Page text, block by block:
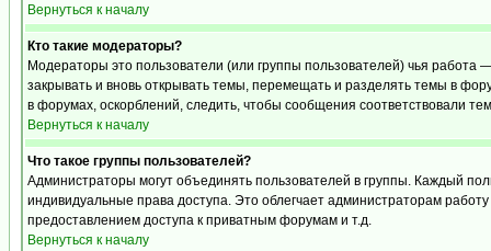
Вернуться к началу
Кто такие модераторы?
Модераторы это пользователи (или группы пользователей) чья
закрывать и вновь открывать темы, перемещать и разделять темы в
в форумах, оскорблений, следить, чтобы сообщения соответствовали
Вернуться к началу
Что такое группы пользователей?
Администраторы могут объединять пользователей в группы. Каждый
индивидуальные права доступа. Это облегчает администраторам
предоставлением доступа к приватным форумам и т.д.
Вернуться к началу